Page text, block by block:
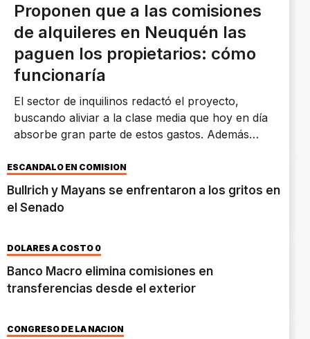
Proponen que a las comisiones
de alquileres en Neuquén las
paguen los propietarios: cómo
funcionaría
El sector de inquilinos redactó el proyecto,
buscando aliviar a la clase media que hoy en día
absorbe gran parte de estos gastos. Además
endeudan para pagar el alquiler.
ESCÁNDALO EN COMISIÓN
Bullrich y Mayans se enfrentaron a los gritos en
el Senado
DÓLARES A COSTO 0
Banco Macro elimina comisiones en
transferencias desde el exterior
CONGRESO DE LA NACIÓN